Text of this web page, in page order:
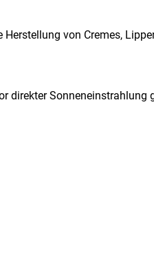
von Cremes,
direkter Sonneneinstrahlung